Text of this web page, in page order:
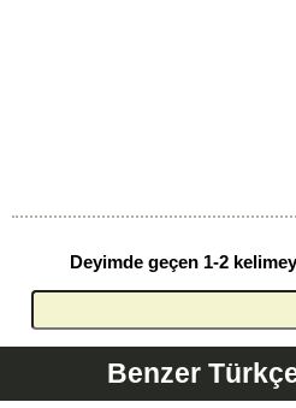
Deyimde geçen 1-2
Benzer